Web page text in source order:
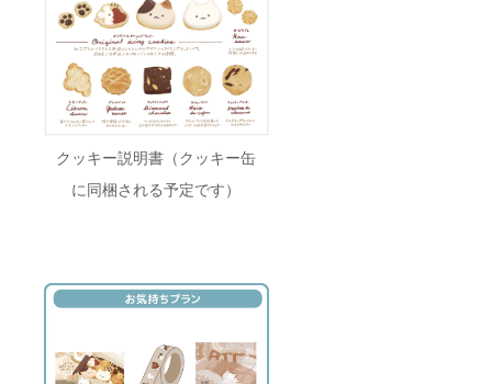
クッキー説明書（クッキー缶
に同梱される予定です）